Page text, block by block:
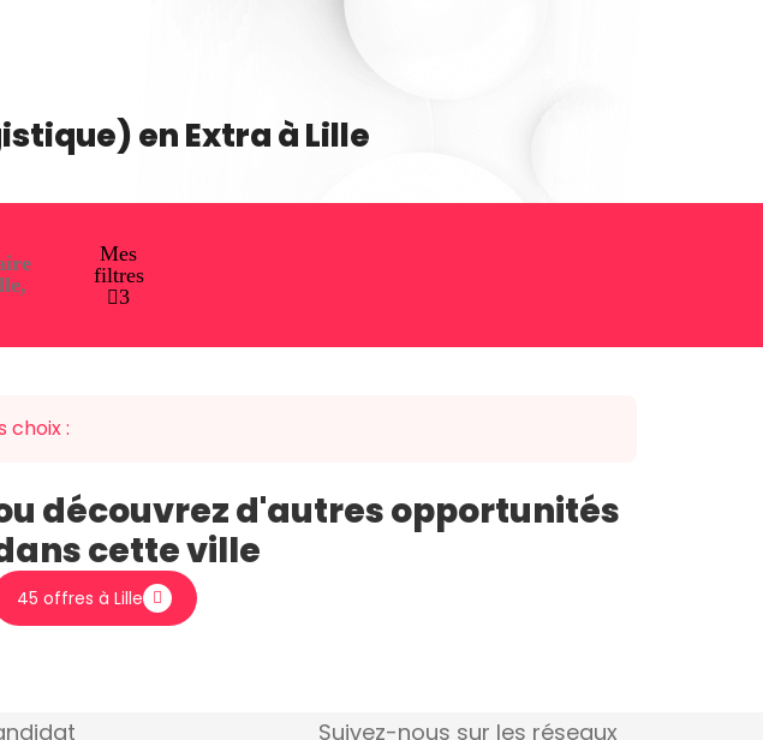
enExtraàLille
Mes
filtres
3
choix :
découvrez d'autres opportunités
cette ville
45 offres à Lille
Suivez-nous sur les réseaux